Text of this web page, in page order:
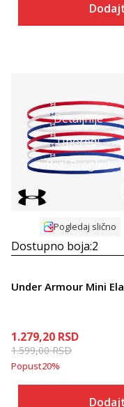
Detaljnije
Uporedi
Brzi Pregled
Pogledaj slično
Dostupno boja:2
Under Armour Mini
1.279,20 RSD
1.599,00RSD
Popust20%